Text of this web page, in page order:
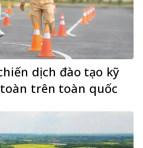
dịch đào tạo kỹ
trên toàn quốc